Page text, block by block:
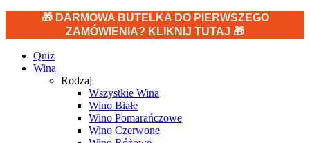
🎁 DARMOWA BUTELKA DO PIERWSZEGO
ZAMÓWIENIA? KLIKNIJ TUTAJ 🎁
Quiz
Wina
Rodzaj
Wszystkie Wina
Wino Białe
Wino Pomarańczowe
Wino Czerwone